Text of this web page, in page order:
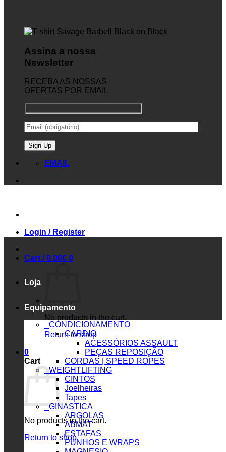
Assina a nossa
Newsletter
RECEBA AS NOSSAS
OFERTAS POR EMAIL
EMAIL
Login / Register
Cart /0.00€ 0
No products in the cart.
Return to shop
0
Cart
No products in the cart.
Return to shop
Loja
Equipamento
_CONDICIONAMENTO
CARDIO
ACESSÓRIOS ASSAULT
PEÇAS REPOSIÇÃO
CORDAS | SPEED ROPES
_WEIGHTLIFTING
CINTOS
Joelheiras
Tapes
_GINASTICA
ARGOLAS
ABMAT
ESTAFAS
PUNHOS E WRAPS